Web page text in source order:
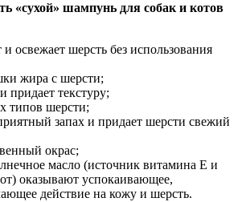
«сухой» шампунь для собак и котов
освежает шерсть без использования
жира с шерсти;
придает текстуру;
типов шерсти;
запах и придает шерсти свежий
окрас;
масло (источник витамина Е и
оказывают успокаивающее,
действие на кожу и шерсть.